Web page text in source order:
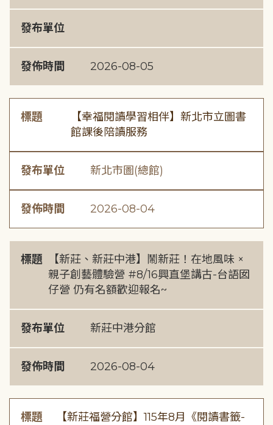
發布單位
發佈時間 2026-08-05
標題
【幸福閱讀學習相伴】新北市立圖書
館課後陪讀服務
發布單位 新北市圖(總館)
發佈時間 2026-08-04
標題
【新莊、新莊中港】鬧新莊！在地風味 ×
親子創藝體驗營 #8/16興直堡講古-台語囡
仔營 仍有名額歡迎報名~
發布單位 新莊中港分館
發佈時間 2026-08-04
標題
【新莊福營分館】115年8月《閱讀書籤-